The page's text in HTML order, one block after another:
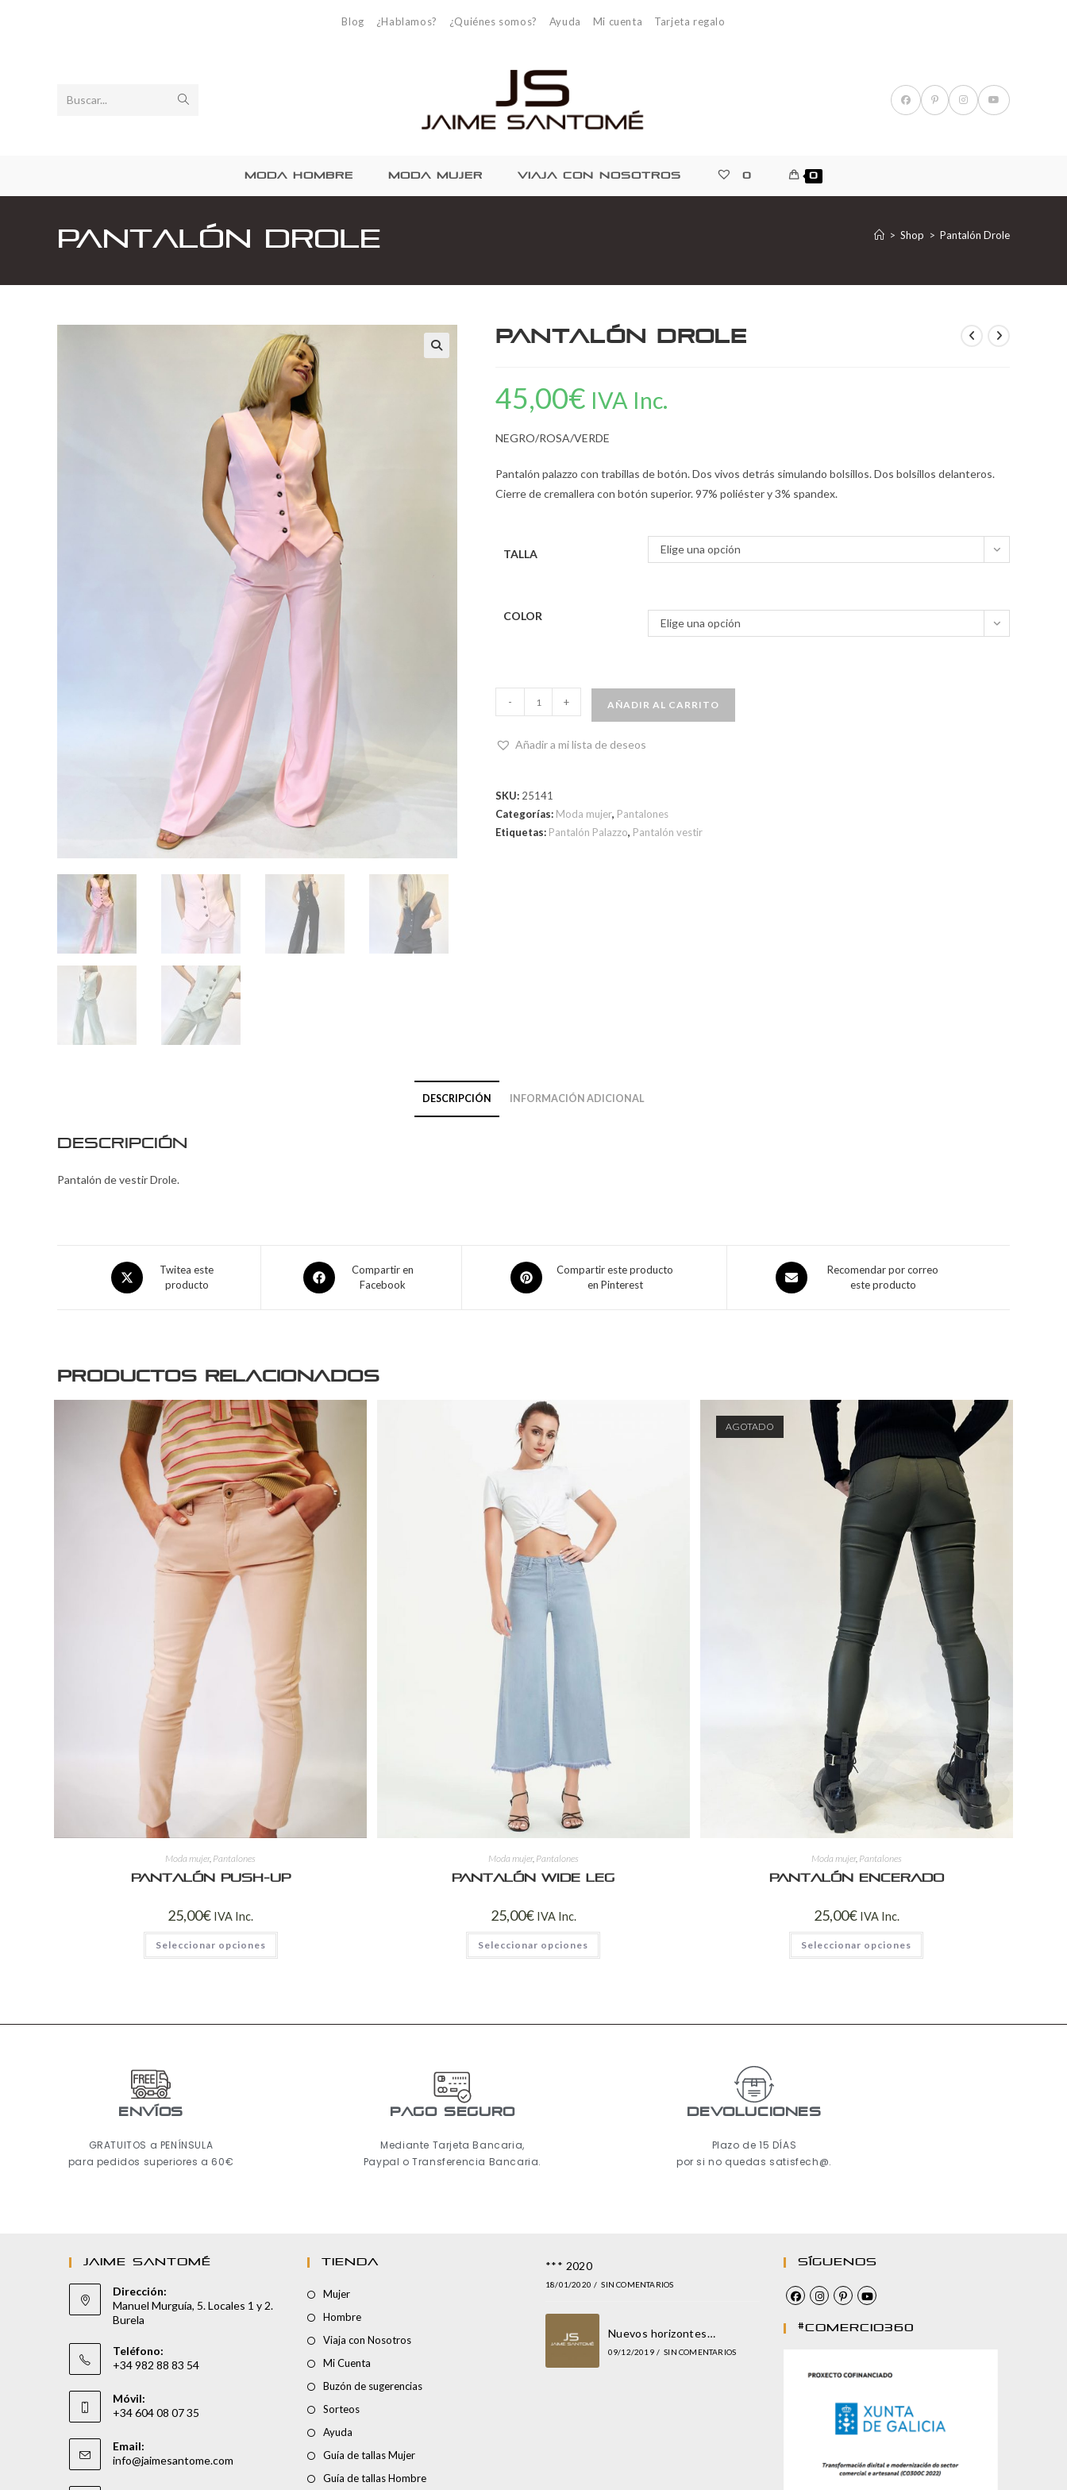
Blog ¿Hablamos? ¿Quiénes somos? Ayuda Mi cuenta Tarjeta regalo
Buscar...
MODA HOMBRE MODA MUJER VIAJA CON NOSOTROS 0 0
Pantalón Drole > Shop > Pantalón Drole
Pantalón Drole
45,00€ IVA Inc.
NEGRO/ROSA/VERDE
Pantalón palazzo con trabillas de botón. Dos vivos detrás simulando bolsillos. Dos bolsillos delanteros.
Cierre de cremallera con botón superior. 97% poliéster y 3% spandex.
TALLA Elige una opción
COLOR
Elige una opción
- + AÑADIR AL CARRITO
Añadir a mi lista de deseos
SKU: 25141
Categorías: Moda mujer, Pantalones
Etiquetas: Pantalón Palazzo, Pantalón vestir
DESCRIPCIÓN INFORMACIÓN ADICIONAL
Descripción
Pantalón de vestir Drole.
Twitea este
producto
Compartir en
Facebook
Compartir este producto
en Pinterest
Recomendar por correo
este producto
Productos relacionados
Moda mujer, Pantalones
Pantalón push-up
25,00€ IVA Inc.
Seleccionar opciones
Moda mujer, Pantalones
Pantalón Wide Leg
25,00€ IVA Inc.
Seleccionar opciones
AGOTADO
Moda mujer, Pantalones
Pantalón encerado
25,00€ IVA Inc.
Seleccionar opciones
ENVÍOS
GRATUITOS a PENÍNSULA
para pedidos superiores a 60€
pago seguro
Mediante Tarjeta Bancaria,
Paypal o Transferencia Bancaria.
Devoluciones
Plazo de 15 DÍAS
por si no quedas satisfech@.
JAIME SANTOMÉ
Dirección:
Manuel Murguía, 5. Locales 1 y 2.
Burela
Teléfono:
+34 982 88 83 54
Móvil:
+34 604 08 07 35
Email:
info@jaimesantome.com
TIENDA
Mujer
Hombre
Viaja con Nosotros
Mi Cuenta
Buzón de sugerencias
Sorteos
Ayuda
Guía de tallas Mujer
Guía de tallas Hombre
*** 2020
18/01/2020 / SIN COMENTARIOS
Nuevos horizontes…
09/12/2019 / SIN COMENTARIOS
Síguenos
#comercio360